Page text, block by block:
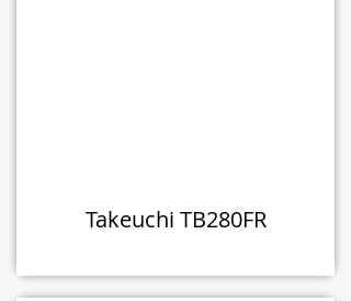
Takeuchi TB280FR